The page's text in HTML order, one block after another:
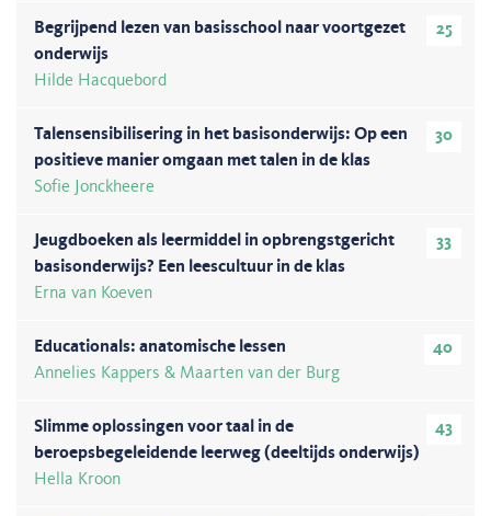
25
Begrijpend lezen van basisschool naar voortgezet
onderwijs
Hilde Hacquebord
30
Talensensibilisering in het basisonderwijs: Op een
positieve manier omgaan met talen in de klas
Sofie Jonckheere
33
Jeugdboeken als leermiddel in opbrengstgericht
basisonderwijs? Een leescultuur in de klas
Erna van Koeven
40
Educationals: anatomische lessen
Annelies Kappers & Maarten van der Burg
43
Slimme oplossingen voor taal in de
beroepsbegeleidende leerweg (deeltijds onderwijs)
Hella Kroon